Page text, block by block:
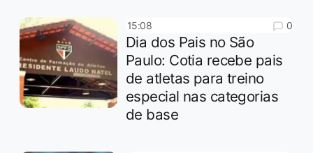
15:08 0
Dia dos Pais no São
Paulo: Cotia recebe pais
de atletas para treino
especial nas categorias
de base